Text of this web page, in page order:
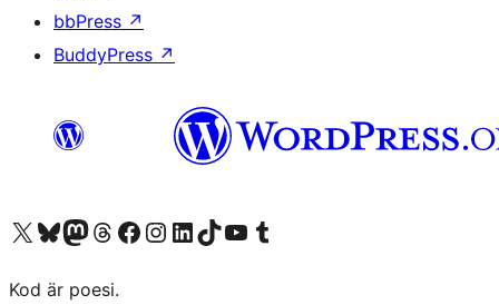
bbPress ↗
BuddyPress ↗
Besök vår X-konto (f.d. Twitter)
Besök vårt Bluesky-konto
Besök vårt Mastodon-konto
Besök vårt Thread-konto
Besök vår Facebook-sidaBesök vårt Instagram-konto
Besök vårt LinkedIn-konto
Besök vårt TikTok-konto
Besök vår YouTube-kanalBesök vårt Tumblr-konto
Kod är poesi.